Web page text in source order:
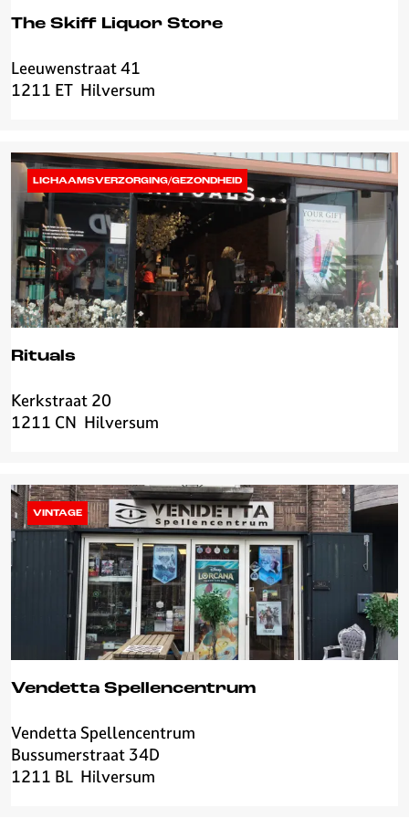
The Skiff Liquor Store
T
h
k
L
q
u
o
r
t
o
Leeuwenstraat 41
1211 ET Hilversum
Rituals
R
i
a
l
s
LICHAAMSVERZORGING/GEZONDHEID
Kerkstraat 20
1211 CN Hilversum
Vendetta Spellencentrum
V
e
n
VINTAGE
Vendetta Spellencentrum
Bussumerstraat 34D
1211 BL Hilversum